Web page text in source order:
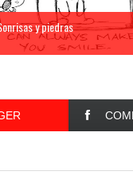
y piedras